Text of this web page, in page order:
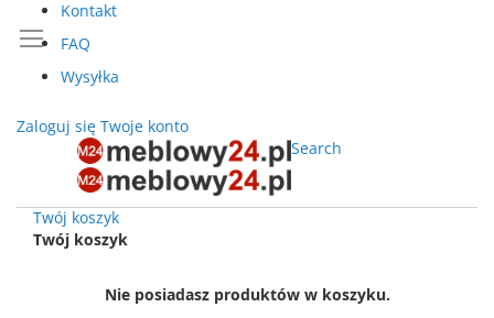
Kontakt
FAQ
Wysyłka
Zaloguj się Twoje konto
Search
Twój koszyk
Twój koszyk
Nie posiadasz produktów w koszyku.